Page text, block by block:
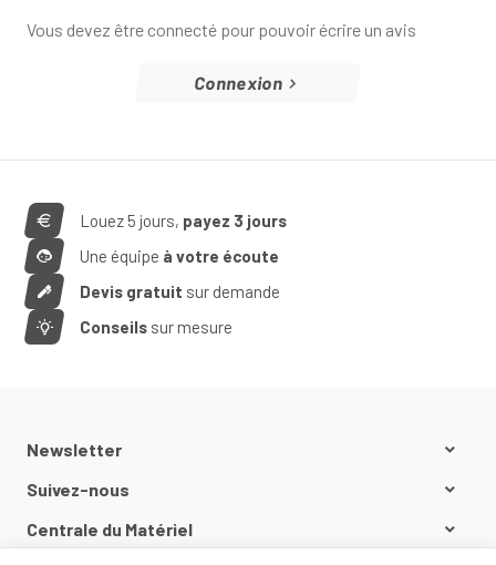
Vous devez être connecté pour pouvoir écrire un avis
Connexion
Louez 5 jours, payez 3 jours
Une équipe à votre écoute
Devis gratuit sur demande
Conseils sur mesure
Newsletter
Suivez-nous
Centrale du Matériel